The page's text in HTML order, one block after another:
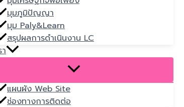
มุมภูมิปัญญา
มุม Paly&Learn
สรุปผลการดำเนินงาน LC
แผนผัง Web Site
ช่องทางการติดต่อ